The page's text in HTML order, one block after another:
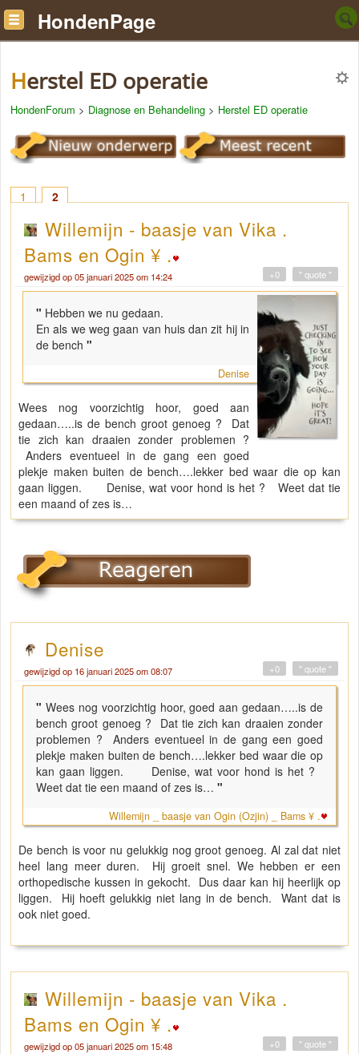
HondenPage
Herstel ED operatie
HondenForum > Diagnose en Behandeling > Herstel ED operatie
1 2
Willemijn - baasje van Vika .
Bams en Ogin ¥ .
gewijzigd op 05 januari 2025 om 14:24 " quote "
+0
" Hebben we nu gedaan.
En als we weg gaan van huis dan zit hij in
de bench "
Denise
Wees nog voorzichtig hoor, goed aan
gedaan…..is de bench groot genoeg ? Dat
tie zich kan draaien zonder problemen ?
Anders eventueel in de gang een goed
plekje maken buiten de bench….lekker bed waar die op kan
gaan liggen. Denise, wat voor hond is het ? Weet dat tie
een maand of zes is…
Denise
gewijzigd op 16 januari 2025 om 08:07 " quote "
+0
" Wees nog voorzichtig hoor, goed aan gedaan…..is de
bench groot genoeg ? Dat tie zich kan draaien zonder
problemen ? Anders eventueel in de gang een goed
plekje maken buiten de bench….lekker bed waar die op
kan gaan liggen. Denise, wat voor hond is het ?
Weet dat tie een maand of zes is… "
Willemijn _ baasje van Ogin (Ozjin) _ Bams ¥ .
De bench is voor nu gelukkig nog groot genoeg. Al zal dat niet
heel lang meer duren. Hij groeit snel. We hebben er een
orthopedische kussen in gekocht. Dus daar kan hij heerlijk op
liggen. Hij hoeft gelukkig niet lang in de bench. Want dat is
ook niet goed.
Willemijn - baasje van Vika .
Bams en Ogin ¥ .
gewijzigd op 05 januari 2025 om 15:48 " quote "
+0